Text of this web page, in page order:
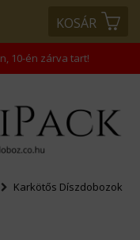
10-én zárva tart!
KOSÁR
Karkötős Díszdobozok